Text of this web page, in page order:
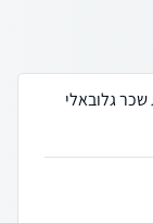
גלובאלי